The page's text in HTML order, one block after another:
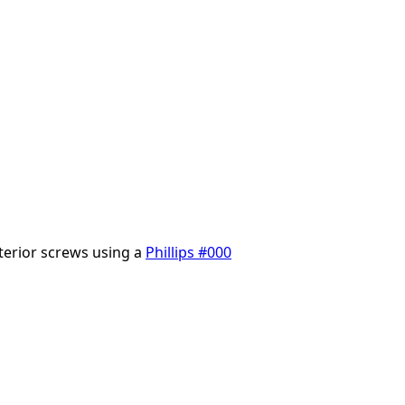
screws using a Phillips #000